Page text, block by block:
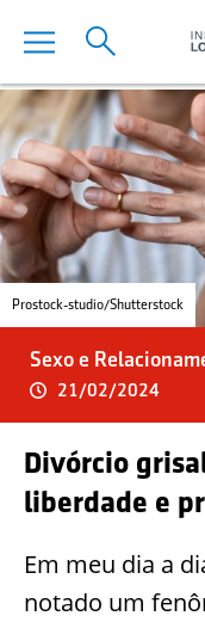
Prostock-studio/Shutterstock
Sexo e
21/02/2024
Divórcio
liberdade e
Em meu dia a
notado um